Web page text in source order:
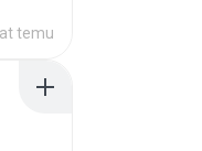
temu